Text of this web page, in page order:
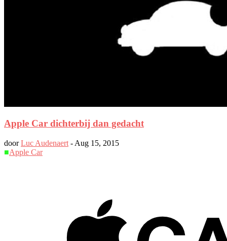
Apple Car dichterbij dan gedacht
doorLuc Audenaert - Aug 15, 2015
■Apple Car